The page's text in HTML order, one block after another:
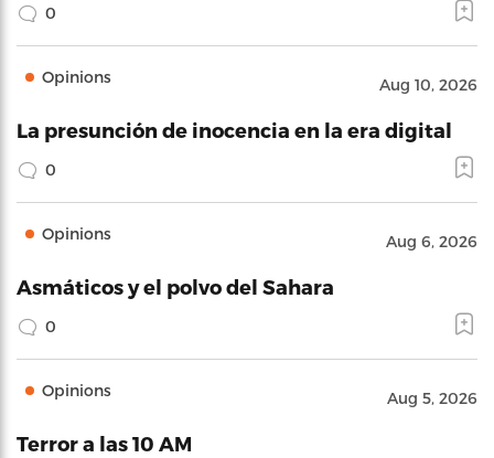
0
Opinions Aug 10, 2026
La presunción de inocencia en la era digital
0
Opinions Aug 6, 2026
Asmáticos y el polvo del Sahara
0
Opinions Aug 5, 2026
Terror a las 10 AM